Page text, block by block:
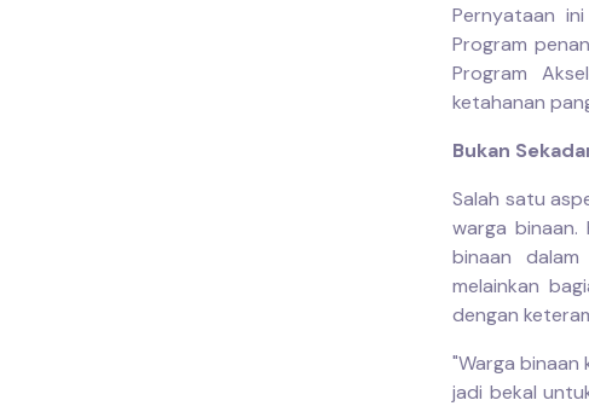
Pernyataan
Program
Program
ketahanan
Bukan
Salah satu
warga binaan.
binaan
melainkan
dengan
"Warga
jadi bekal